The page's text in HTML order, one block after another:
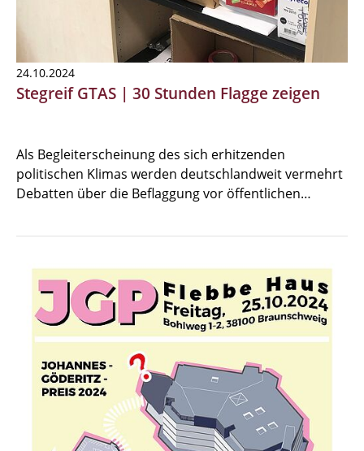
24.10.2024
Stegreif GTAS | 30 Stunden Flagge zeigen
Als Begleiterscheinung des sich erhitzenden
politischen Klimas werden deutschlandweit vermehrt
Debatten über die Beflaggung vor öffentlichen…